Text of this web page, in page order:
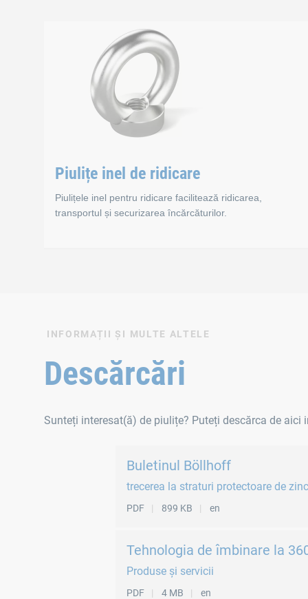
Piulițe cu gheare,
Piulițele cu gheare sunt utilizate cu precădere în
Standarde
Piulițe inel de ridicare
Piulițele inel pentru ridicare facilitează ridicarea,
transportul și securizarea încărcăturilor.
Piulițele cu inel de ridicare facilitează ridicarea,
Standarde
INFORMAȚII ȘI MULTE ALTELE
Descărcări
Sunteți interesat(ă) de piulițe? Puteți descărca de aici
Buletinul Böllhoff
trecerea la straturi protectoare de
PDF 899 KB en
Tehnologia de îmbinare la
Produse și servicii
PDF 4 MB en